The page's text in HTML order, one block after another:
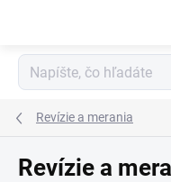
Revízie a merania
Revízie a